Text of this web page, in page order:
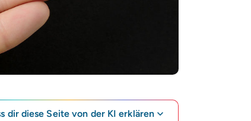
dir diese Seite von der KI erklären